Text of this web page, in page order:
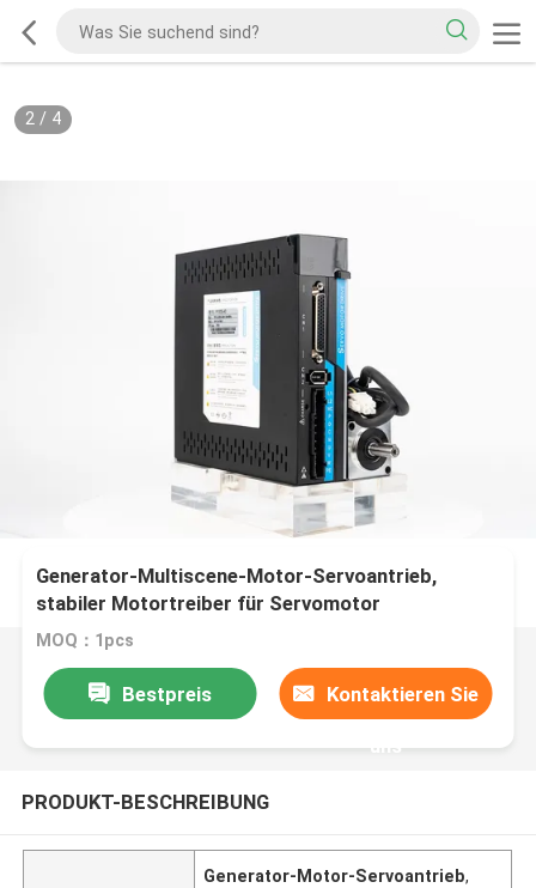
2/ 4
Generator-Multiscene-Motor-Servoantrieb,
stabiler Motortreiber für Servomotor
MOQ：1pcs
Bestpreis Kontaktieren Sie
uns
PRODUKT-BESCHREIBUNG
Generator-Motor-Servoantrieb,